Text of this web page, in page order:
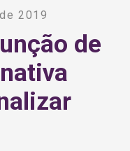
2019
de